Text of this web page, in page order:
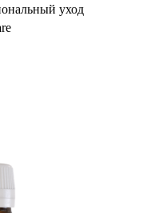
уход